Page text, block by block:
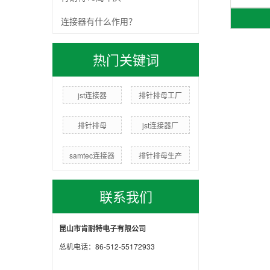
连接器有什么作用？
热门关键词
jst连接器 排针排母工厂
排针排母 jst连接器厂
samtec连接器 排针排母生产
联系我们
昆山市肯耐特电子有限公司
总机电话：86-512-55172933